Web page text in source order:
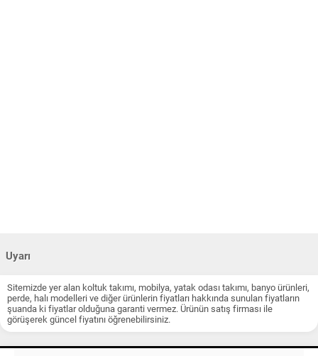
Uyarı
Sitemizde yer alan koltuk takımı, mobilya, yatak odası takımı, banyo ürünleri,
perde, halı modelleri ve diğer ürünlerin fiyatları hakkında sunulan fiyatların
şuanda ki fiyatlar olduğuna garanti vermez. Ürünün satış firması ile
görüşerek güncel fiyatını öğrenebilirsiniz.